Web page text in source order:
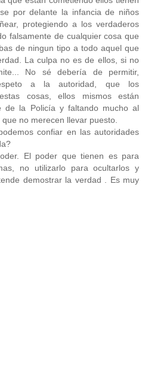
por delante la infancia de niños
protegiendo a los verdaderos
falsamente de cualquier cosa que
de ningun tipo a todo aquel que
La culpa no es de ellos, si no
No sé debería de permitir,
a la autoridad, que los
cosas, ellos mismos están
de la Policía y faltando mucho al
no merecen llevar puesto.
confiar en las autoridades
El poder que tienen es para
no utilizarlo para ocultarlos y
demostrar la verdad . Es muy